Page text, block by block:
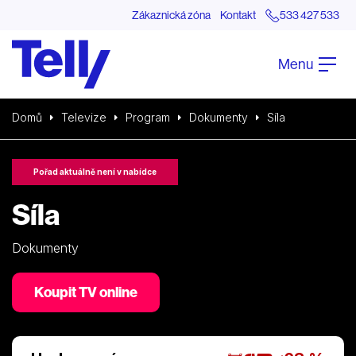
Zákaznická zóna Kontakt 533 427 533
Menu
Domů Televize Program Dokumenty Síla
Pořad aktuálně není v nabídce
Síla
Dokumenty
Koupit TV online